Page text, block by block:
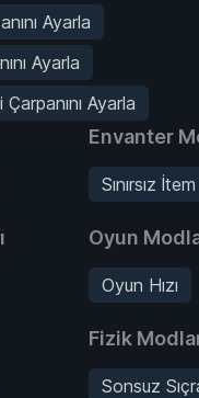
Ayarla
Ayarla
Ayarla
Envanter
Sınırsız İtem
Oyun
Oyun Hızı
Fizik
Sonsuz